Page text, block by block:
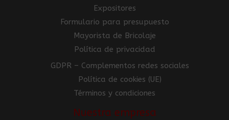
Expositores
Formulario para presupuesto
Mayorista de Bricolaje
Política de privacidad
GDPR – Complementos redes sociales
Política de cookies (UE)
Términos y condiciones
Nuestra empresa